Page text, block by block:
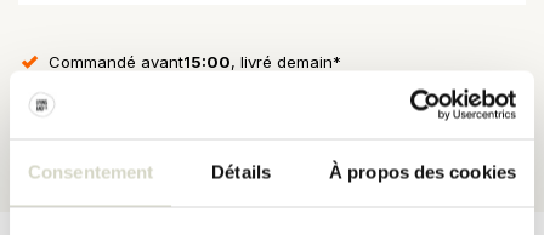
Consentement Détails À propos des cookies
Commandé avant15:00, livré demain*
30 jours